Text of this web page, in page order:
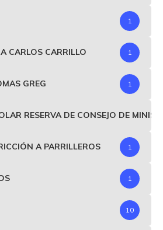
1
CARLOS CARRILLO 1
GREG 1
RESERVA DE CONSEJO DE
A PARRILLEROS 1
1
10